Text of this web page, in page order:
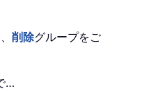
削除グループをご
…